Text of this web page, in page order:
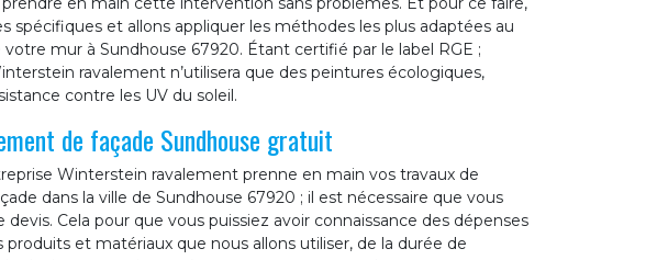
spécifiques et allons appliquer les méthodes les plus adaptées au
mur à Sundhouse 67920. Étant certifié par le label RGE ;
ravalement n’utilisera que des peintures écologiques,
contre les UV du soleil.
de façade Sundhouse gratuit
Winterstein ravalement prenne en main vos travaux de
dans la ville de Sundhouse 67920 ; il est nécessaire que vous
Cela pour que vous puissiez avoir connaissance des dépenses
produits et matériaux que nous allons utiliser, de la durée de